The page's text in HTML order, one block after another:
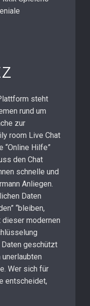
steht
rund um
zur
room Live Chat
“Online Hilfe”
den Chat
schnelle und
Anliegen.
Daten
“bleiben,
modernen
geschützt
Wer sich für
entscheidet,